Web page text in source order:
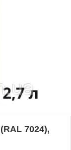
7024),